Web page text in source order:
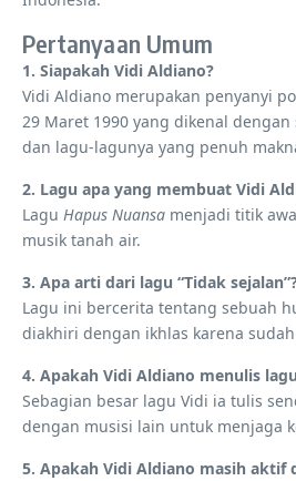
Pertanyaan Umum
1. Siapakah Vidi Aldiano?
Vidi Aldiano merupakan penyanyi
29 Maret 1990 yang dikenal
dan lagu-lagunya yang penuh
2. Lagu apa yang membuat Vidi
Lagu Hapus Nuansa menjadi titik
musik tanah air.
3. Apa arti dari lagu “Tidak
Lagu ini bercerita tentang sebuah
diakhiri dengan ikhlas karena
4. Apakah Vidi Aldiano menulis
Sebagian besar lagu Vidi ia tulis
dengan musisi lain untuk menjaga
5. Apakah Vidi Aldiano masih aktif